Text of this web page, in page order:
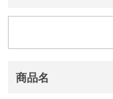
商品名